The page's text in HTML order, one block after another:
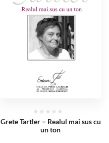
Grete Tartler – Realul mai sus cu
un ton